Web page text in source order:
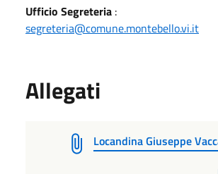
Ufficio Segreteria :
segreteria@comune.montebello.vi.it
Allegati
Locandina Giuseppe